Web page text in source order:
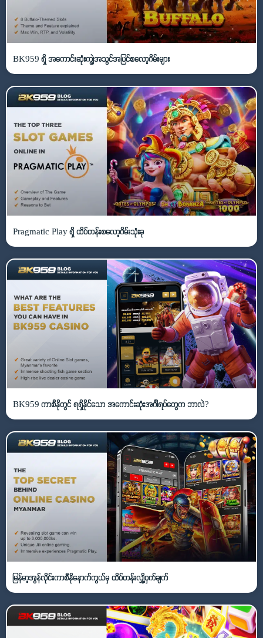
BK959 ရှိ အကောင်းဆုံးကျွဲအသွင်အပြင်စလော့ဂိမ်းများ
Pragmatic Play ရှိ ထိပ်တန်းစလော့ဂိမ်းသုံးခု
BK959 ကာစီနိုတွင် ရရှိနိုင်သော အကောင်းဆုံးအင်္ဂါရပ်တွေက ဘာလဲ?
မြန်မာ့အွန်လိုင်းကာစီနိုနောက်ကွယ်မှ ထိပ်တန်းလျှို့ဝှက်ချက်